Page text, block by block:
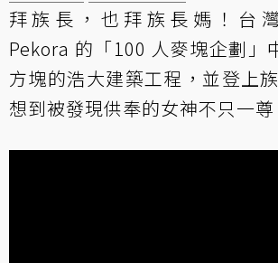
拜族長，也拜族長媽！台
Pekora 的「100 人麥塊企劃」
方塊的浩大建築工程，並登上
想到被發現供奉的女神不只一尊